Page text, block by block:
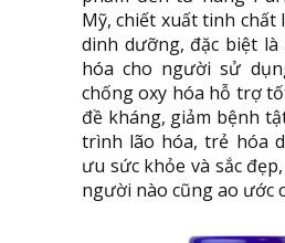
Mỹ, chiết xuất tinh chất
dinh dưỡng, đặc biệt là
hóa cho người sử
chống oxy hóa hỗ trợ
đề kháng, giảm bệnh
trình lão hóa, trẻ hóa
ưu sức khỏe và sắc
người nào cũng ao ước